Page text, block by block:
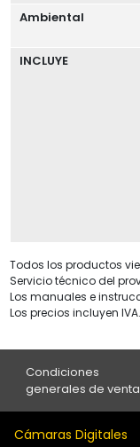
Ambiental
INCLUYE
Todos los productos
Servicio técnico del
Los manuales e
Los precios incluyen IVA.
Condiciones
generales de venta
Cámaras Digitales